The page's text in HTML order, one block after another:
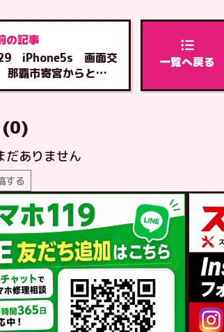
の記事
iPhone5s 画面交
覇市寄宮からとよ
へご来店
一覧へ戻る
(0)
だありません
する